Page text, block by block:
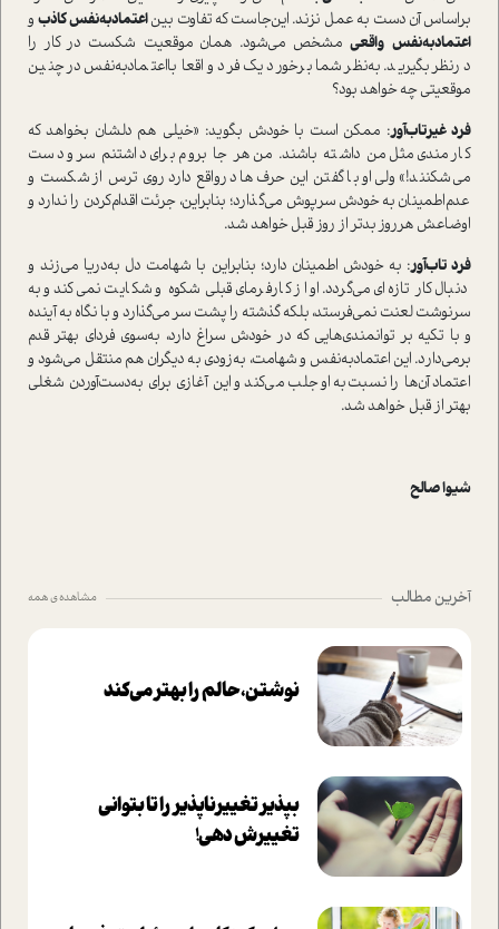
بر‌اساس آن دست به عمل نزند. این‌جا‌ست که تفاوت بیناعتمادبه‌نفس کاذبو
اعتمادبه‌نفس واقعی مشخص می‌شود. همان موقعیت شکست در کار را
در‌نظر بگیرید. به‌نظر شما برخورد یک فرد واقعا بااعتمادبه‌نفس در چنین
موقعیتی چه خواهد بود؟
فرد غیرتاب‌آور: ممکن ا‌ست با خودش بگوید: «خیلی هم دلشان بخواهد که
کارمندی مثل من داشته باشند. من هر جا بروم برای داشتنم سر و دست
می‌شکنند!» ولی او با گفتن این حرف‌ها در‌واقع دارد روی ترس از شکست و
عدم‌اطمینان به خودش سرپوش می‌گذارد؛ بنابراین، جرئت اقدام‌کردن را ندارد و
اوضاعش هر‌روز بدتر از روز قبل خواهد شد.
فرد تاب‌آور: به خودش اطمینان دارد؛ بنابراین با شهامت دل به‌دریا می‌زند و
دنبال کار تازه‌ای می‌گردد. او از کارفرمای قبلی شکوه و شکایت نمی‌کند و به
سرنوشت لعنت نمی‌فرستد، بلکه گذشته را پشت سر می‌گذارد و با نگاه به آینده
و با تکیه بر توانمندی‌هایی که در خودش سراغ دارد، به‌سوی فردای بهتر قدم
برمی‌دارد. این اعتمادبه‌نفس و شهامت، به‌زودی به دیگران هم منتقل می‌شود و
اعتماد آن‌ها را نسبت‌به او جلب می‌کند و این آغازی برای به‌دست‌آوردن شغلی
بهتر از قبل خواهد شد.
شیوا صالح
آخرین مطالب مشاهده ی همه
نوشتن، حالم را بهتر می‌کند
بپذير تغييرناپذير را تا بتواني
تغييرش دهي!‏